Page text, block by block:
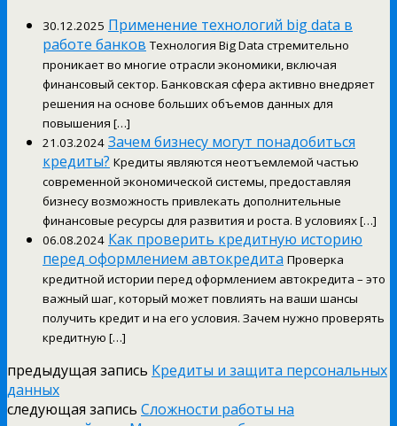
30.12.2025 Применение технологий big data в
работе банков Технология Big Data стремительно
проникает во многие отрасли экономики, включая
финансовый сектор. Банковская сфера активно внедряет
решения на основе больших объемов данных для
повышения […]
21.03.2024 Зачем бизнесу могут понадобиться
кредиты? Кредиты являются неотъемлемой частью
современной экономической системы, предоставляя
бизнесу возможность привлекать дополнительные
финансовые ресурсы для развития и роста. В условиях […]
06.08.2024 Как проверить кредитную историю
перед оформлением автокредита Проверка
кредитной истории перед оформлением автокредита – это
важный шаг, который может повлиять на ваши шансы
получить кредит и на его условия. Зачем нужно проверять
кредитную […]
предыдущая запись Кредиты и защита персональных
данных
следующая запись Сложности работы на